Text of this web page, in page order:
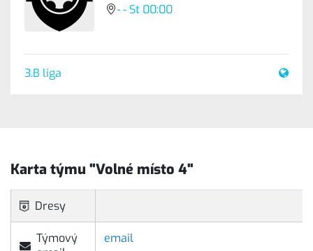
- - St 00:00
3.B liga
Karta týmu "Volné místo 4"
Dresy
Týmový
email